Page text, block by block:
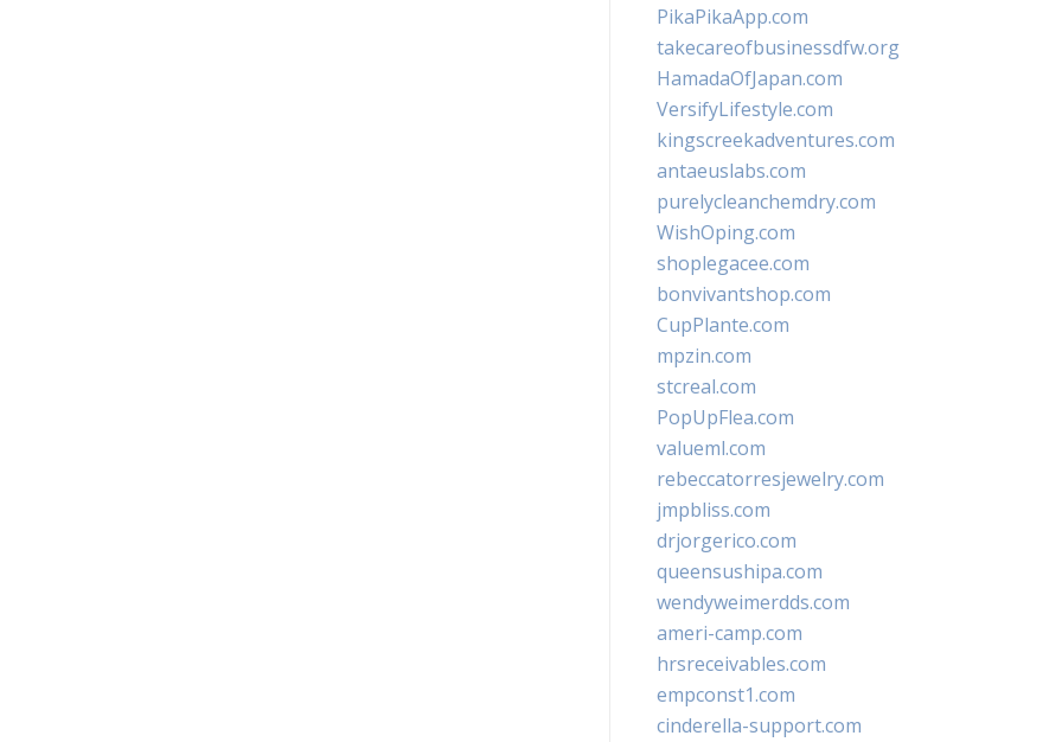
PikaPikaApp.com
takecareofbusinessdfw.org
HamadaOfJapan.com
VersifyLifestyle.com
kingscreekadventures.com
antaeuslabs.com
purelycleanchemdry.com
WishOping.com
shoplegacee.com
bonvivantshop.com
CupPlante.com
mpzin.com
stcreal.com
PopUpFlea.com
valueml.com
rebeccatorresjewelry.com
jmpbliss.com
drjorgerico.com
queensushipa.com
wendyweimerdds.com
ameri-camp.com
hrsreceivables.com
empconst1.com
cinderella-support.com